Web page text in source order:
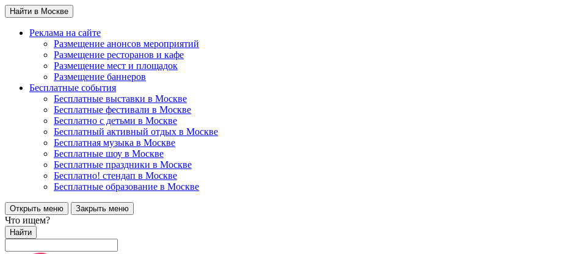
Найти в Москве
Реклама на сайте
Размещение анонсов мероприятий
Размещение ресторанов и кафе
Размещение мест и площадок
Размещение баннеров
Бесплатные события
Бесплатные выставки в Москве
Бесплатные фестивали в Москве
Бесплатно с детьми в Москве
Бесплатный активный отдых в Москве
Бесплатная музыка в Москве
Бесплатные шоу в Москве
Бесплатные праздники в Москве
Бесплатно! стендап в Москве
Бесплатные образование в Москве
Открыть меню Закрыть меню
Что ищем?
Найти